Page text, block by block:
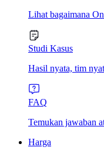
Lihat bagaimana
Studi Kasus
Hasil nyata, tim
FAQ
Temukan jawaban
Harga